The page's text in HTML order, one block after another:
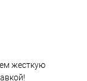
жесткую